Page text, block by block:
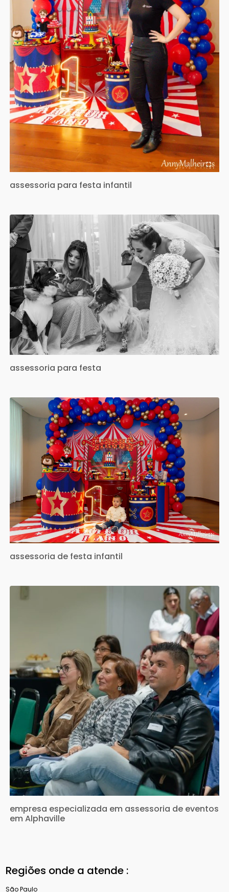
assessoria para festa infantil
assessoria para festa
assessoria de festa infantil
empresa especializada em assessoria de eventos
em Alphaville
Regiões onde a atende :
São Paulo